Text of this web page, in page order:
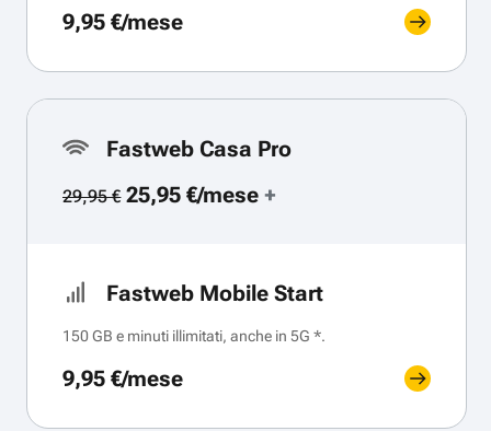
9,95 €/mese
Fastweb Casa Pro
29,95 €25,95 €/mese+
Fastweb Mobile Start
150 GB e minuti illimitati, anche in 5G *.
9,95 €/mese